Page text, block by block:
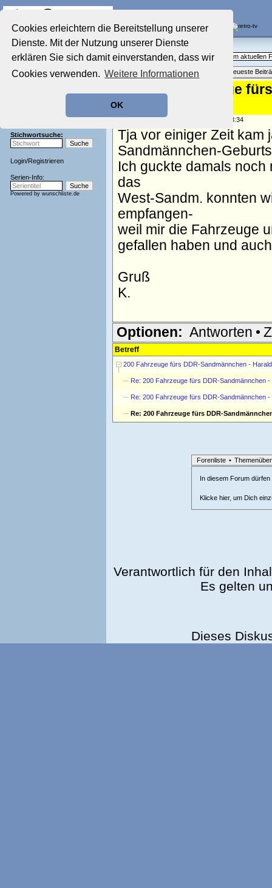
Cookies erleichtern die Bereitstellung unserer
Dienste. Mit der Nutzung unserer Dienste
erklären Sie sich damit einverstanden, dass wir
Cookies verwenden. Weitere Informationen
OK
Startseite
Aktuelles Forum
Film-Forum
Zeichentrick-Forum
Stichwortsuche:
Login/Registrieren
Serien-Info:
Powered by wunschliste.de
Aktuelles Forum
Fragen, Antworten und Meinungen zum aktuellen
Themenübersicht • Neues Thema Neueste
Re: 200 Fahrzeuge
verstorben
geschrieben von: , 14.11.05 23:34
Tja vor einiger Zeit kam
Sandmännchen-
Ich guckte damals
das
West-Sandm. konnten
empfangen-
weil mir die Fahrzeuge
gefallen haben und
Gruß
K.
Optionen: Antworten •
Betreff
200 Fahrzeuge fürs DDR-Sandmännchen -
Re: 200 Fahrzeuge fürs DDR-Sandmännchen
Re: 200 Fahrzeuge fürs DDR-Sandmännchen
Re: 200 Fahrzeuge fürs DDR-
Forenliste •
In diesem Forum
Klicke hier, um Dich
Verantwortlich für den
Es gelten
Dieses